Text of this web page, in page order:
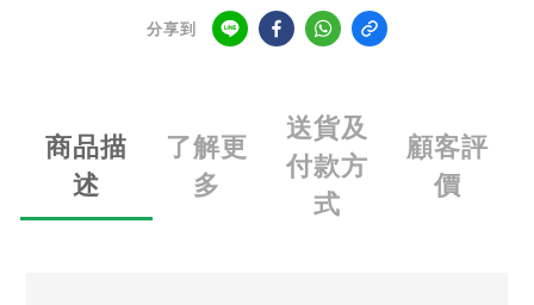
分享到
商品描
述
了解更
多
送貨及
付款方
式
顧客評
價